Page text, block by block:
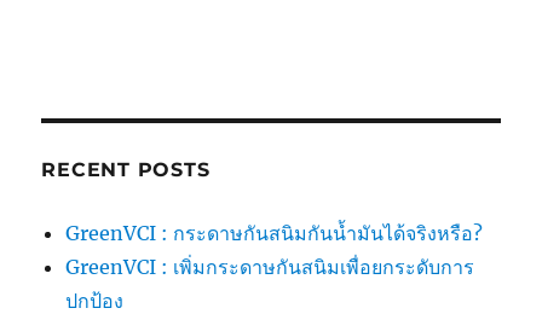
RECENT POSTS
GreenVCI : กระดาษกันสนิมกันน้ำมันได้จริงหรือ?
GreenVCI : เพิ่มกระดาษกันสนิมเพื่อยกระดับการ
ปกป้อง